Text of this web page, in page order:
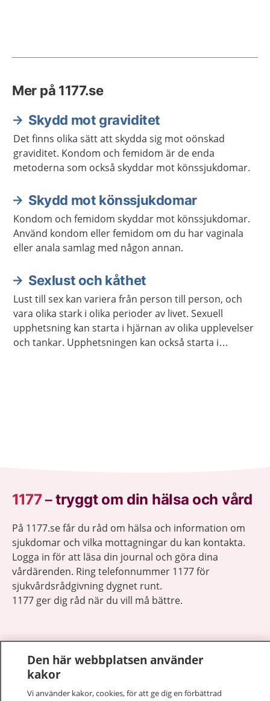
Mer på 1177.se
Skydd mot graviditet
Det finns olika sätt att skydda sig mot oönskad
graviditet. Kondom och femidom är de enda
metoderna som också skyddar mot könssjukdomar.
Skydd mot könssjukdomar
Kondom och femidom skyddar mot könssjukdomar.
Använd kondom eller femidom om du har vaginala
eller anala samlag med någon annan.
Sexlust och kåthet
Lust till sex kan variera från person till person, och
vara olika stark i olika perioder av livet. Sexuell
upphetsning kan starta i hjärnan av olika upplevelser
och tankar. Upphetsningen kan också starta i
1177–tryggt om din hälsa och vård
På 1177.se får du råd om hälsa och information om
sjukdomar och vilka mottagningar du kan kontakta.
Logga in för att läsa din journal och göra dina
vårdärenden. Ring telefonnummer 1177 för
sjukvårdsrådgivning dygnet runt.
1177 ger dig råd när du vill må bättre.
1177 på flera språk
Den här webbplatsen använder
kakor
Vi använder kakor, cookies, för att ge dig en förbättrad